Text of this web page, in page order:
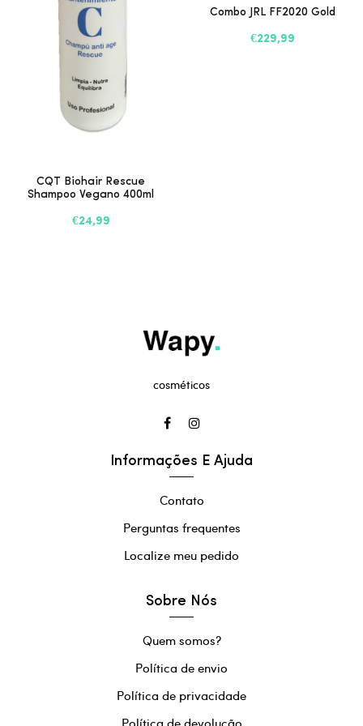
CQT Biohair Rescue
Shampoo Vegano 400ml
€24,99
Combo JRL FF2020 Gold
€229,99
cosméticos
Informações E Ajuda
Contato
Perguntas frequentes
Localize meu pedido
Sobre Nós
Quem somos?
Política de envio
Política de privacidade